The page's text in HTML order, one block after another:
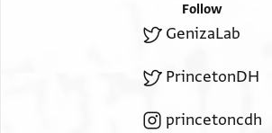
Follow
GenizaLab
PrincetonDH
princetoncdh